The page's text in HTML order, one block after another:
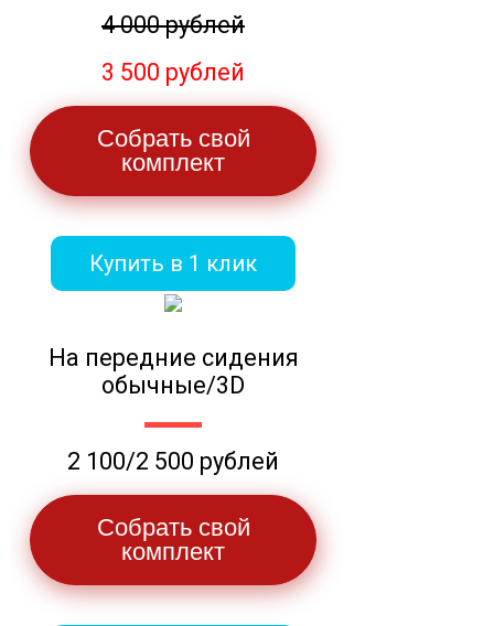
4 000 рублей
3 500 рублей
Собрать свой
комплект
Купить в 1 клик
На передние сидения
обычные/3D
2 100/2 500 рублей
Собрать свой
комплект